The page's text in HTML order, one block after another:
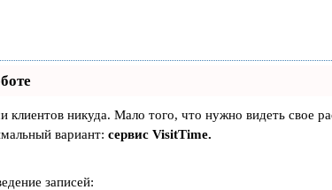
клиентов никуда. Мало того, что нужно видеть свое
вариант: сервис VisitTime.
записей: